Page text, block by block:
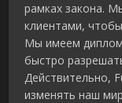
рамках закона.
клиентами,
Мы имеем
быстро
Действительно,
изменять наш